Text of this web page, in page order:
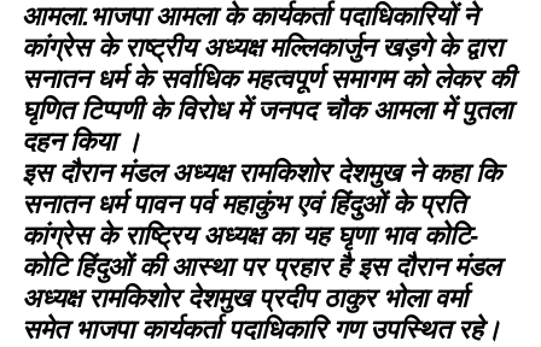
आमला.भाजपा आमला के कार्यकर्ता पदाधिकारियों ने
कांग्रेस के राष्ट्रीय अध्यक्ष मल्लिकार्जुन खड़गे के द्वारा
सनातन धर्म के सर्वाधिक महत्वपूर्ण समागम को लेकर की
घृणित टिप्पणी के विरोध में जनपद चौक आमला में पुतला
दहन किया ।
इस दौरान मंडल अध्यक्ष रामकिशोर देशमुख ने कहा कि
सनातन धर्म पावन पर्व महाकुंभ एवं हिंदुओं के प्रति
कांग्रेस के राष्ट्रिय अध्यक्ष का यह घृणा भाव कोटि-
कोटि हिंदुओं की आस्था पर प्रहार है इस दौरान मंडल
अध्यक्ष रामकिशोर देशमुख प्रदीप ठाकुर भोला वर्मा
समेत भाजपा कार्यकर्ता पदाधिकारि गण उपस्थित रहे।